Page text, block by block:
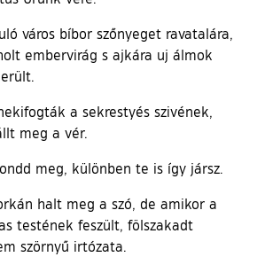
város bíbor szőnyeget ravatalára,
embervirág s ajkára uj álmok
a sekrestyés szivének,
meg a vér.
meg, különben te is így jársz.
halt meg a szó, de amikor a
testének feszült, fölszakadt
szörnyű irtózata.